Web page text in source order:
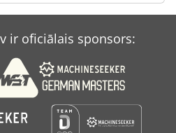
ir oficiālais sponsors: